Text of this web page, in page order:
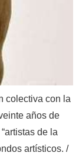
colectiva con la
años de
de la
artísticos. /